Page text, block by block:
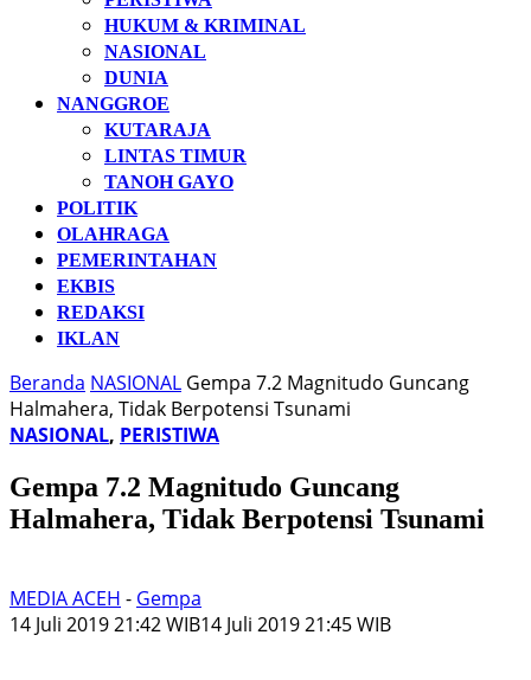
HUKUM & KRIMINAL
NASIONAL
DUNIA
NANGGROE
KUTARAJA
LINTAS TIMUR
TANOH GAYO
POLITIK
OLAHRAGA
PEMERINTAHAN
EKBIS
REDAKSI
IKLAN
Beranda NASIONAL Gempa 7.2 Magnitudo Guncang
Halmahera, Tidak Berpotensi Tsunami
NASIONAL, PERISTIWA
Gempa 7.2 Magnitudo Guncang
Halmahera, Tidak Berpotensi Tsunami
MEDIA ACEH - Gempa
14 Juli 2019 21:42 WIB14 Juli 2019 21:45 WIB